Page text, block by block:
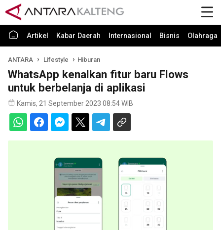
Artikel Kabar Daerah Internasional Bisnis Olahraga
ANTARA Lifestyle Hiburan
WhatsApp kenalkan fitur baru Flows
untuk berbelanja di aplikasi
Kamis, 21 September 2023 08:54 WIB